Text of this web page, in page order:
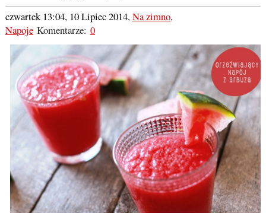
czwartek 13:04, 10 Lipiec 2014,Na zimno,
NapojeKomentarze: 0